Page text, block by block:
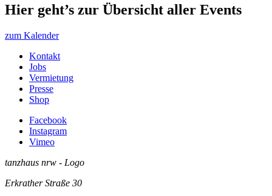
Hier geht’s zur Übersicht aller Events
zum Kalender
Kontakt
Jobs
Vermietung
Presse
Shop
Facebook
Instagram
Vimeo
tanzhaus nrw - Logo
Erkrather Straße 30